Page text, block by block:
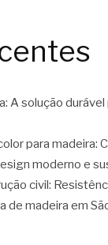
A solução durável
para madeira:
moderno e
civil:
de madeira em